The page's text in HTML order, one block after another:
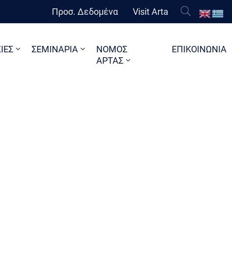
Προσ. Δεδομένα Visit Arta
ΣΕΜΙΝΑΡΙΑ
ΝΟΜΟΣ
ΑΡΤΑΣ
ΕΠΙΚΟΙΝΩΝΙΑ